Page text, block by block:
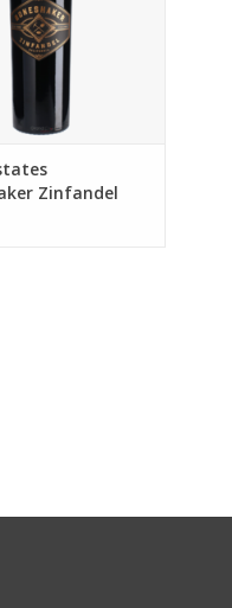
tonen van de
Een ware
blockbuster!
AAN WINKELWAGEN
Zinfandel